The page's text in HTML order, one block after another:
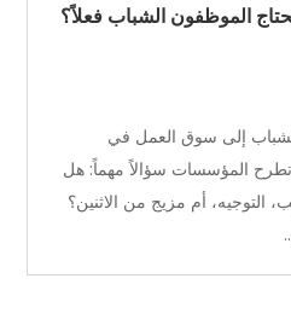
الموظفون الشباب فعلاً؟
إلى سوق العمل في
تطرح المؤسسات سؤالاً مهماً: هل
التوجيه، أم مزيج من الاثنين؟